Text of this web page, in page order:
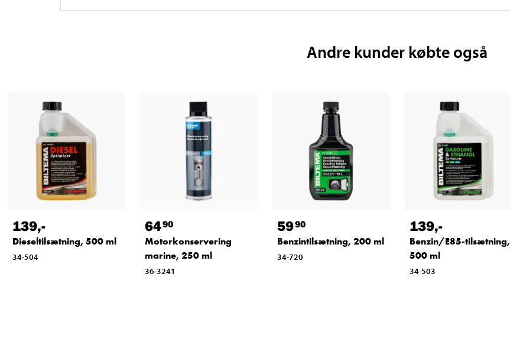
Andre kunder købte også
139,-
Dieseltilsætning, 500 ml
34-504
6490
Motorkonservering
marine, 250 ml
36-3241
5990
Benzintilsætning, 200 ml
34-720
139,-
Benzin/E85-tilsætning,
500 ml
34-503